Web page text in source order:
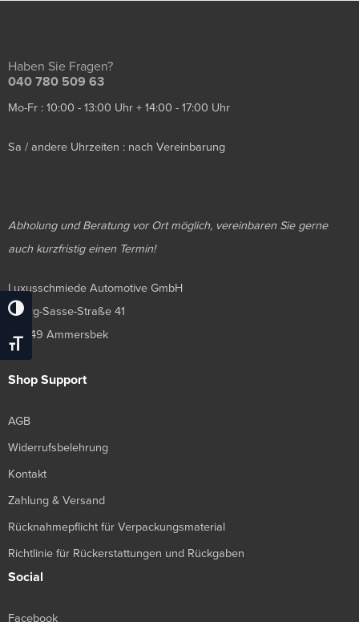
Umschalten Auf Hohe Kontraste
Schrift Vergrößern
Haben Sie Fragen?
040 780 509 63
Mo-Fr : 10:00 - 13:00 Uhr + 14:00 - 17:00 Uhr
Sa / andere Uhrzeiten : nach Vereinbarung
Abholung und Beratung vor Ort möglich, vereinbaren Sie gerne
auch kurzfristig einen Termin!
Luxusschmiede Automotive GmbH
Georg-Sasse-Straße 41
22949 Ammersbek
Shop Support
AGB
Widerrufsbelehrung
Kontakt
Zahlung & Versand
Rücknahmepflicht für Verpackungsmaterial
Richtlinie für Rückerstattungen und Rückgaben
Social
Facebook